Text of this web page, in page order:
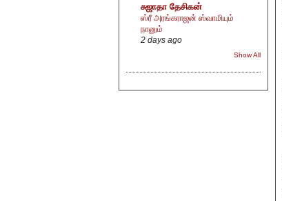
சுஜாதா தேசிகன்
ஸ்ரீ அரங்கராஜன் ஸ்வாமியும்
நானும்
2 days ago
Show All